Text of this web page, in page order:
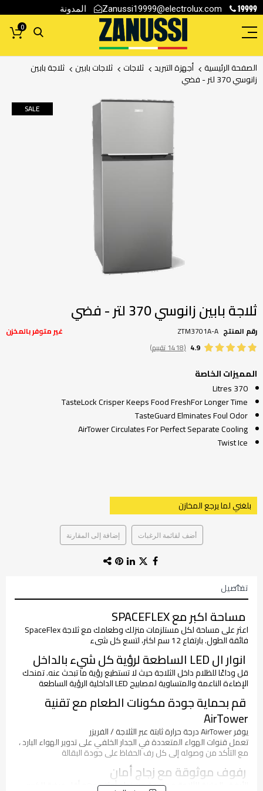
19999
Zanussi19999@electrolux.com المدونة
0
الصفحة الرئيسية أجهزة التبريد ثلاجات ثلاجات بابين ثلاجة بابين
زانوسي 370 لتر - فضي
SALE
بداية
معرض
الصور
ثلاجة بابين زانوسي 370 لتر - فضي
غير متوفر بالمخزن رقم المنتج ZTM3701A-A
4.9 (1418 تقييم)
المميزات الخاصة
370 Litres
TasteLock Crisper Keeps Food FreshFor Longer Time
TasteGuard Elminates Foul Odor
AirTower Circulates For Perfect Separate Cooling
Twist Ice
بلغني لما يرجع المخازن
أضف لقائمة الرغبات إضافة إلى المقارنة
تفاصيل
مساحة اكبر مع SPACEFLEX
اعثر على مساحة لكل مستلزمات منزلك وطعامك مع ثلاجة SpaceFlex
فائقة الطول. بارتفاع 12 سم اكثر، لتسع كل شىء
انوار ال LED الساطعة لرؤية كل شيء بالداخل
قل وداعًا للظلام داخل الثلاجة حيث لا تستطيع رؤية ما تبحث عنه. تمنحك
الإضاءة الناعمة والمتساوية لمصابيح LED الداخلية الرؤية الساطعة
قم بحماية جودة مكونات الطعام مع تقنية
AirTower
يوفر AirTower درجة حرارة ثابتة عبر الثلاجة / الفريزر
تعمل قنوات الهواء المتعددة في الجدار الخلفي على تدوير الهواء البارد ،
مع التأكد من وصوله إلى كل رف الحفاظ على جودة البقالة
رفوف موثوقة مع زجاج أمان
الأرفف المتينة للثلاجة مصنوعة من زجاج أمان ، وهو أقل عرضة للكسر